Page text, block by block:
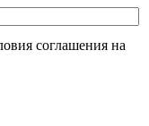
соглашения на